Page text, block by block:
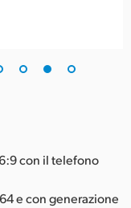
con il telefono
e con generazione